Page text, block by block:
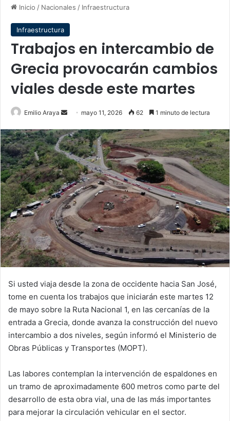
Inicio / Nacionales / Infraestructura
Infraestructura
Trabajos en intercambio de
Grecia provocarán cambios
viales desde este martes
Emilio Araya
Send
email
mayo 11, 2026 62 1 minuto de lectura
Si usted viaja desde la zona de occidente hacia San José,
tome en cuenta los trabajos que iniciarán este martes 12
de mayo sobre la Ruta Nacional 1, en las cercanías de la
entrada a Grecia, donde avanza la construcción del nuevo
intercambio a dos niveles, según informó el Ministerio de
Obras Públicas y Transportes (MOPT).
Las labores contemplan la intervención de espaldones en
un tramo de aproximadamente 600 metros como parte del
desarrollo de esta obra vial, una de las más importantes
para mejorar la circulación vehicular en el sector.